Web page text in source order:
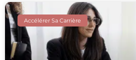
Accélérer Sa Carrière